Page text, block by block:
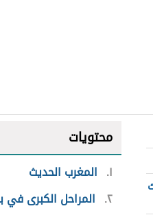
محتويات
١ المغرب الحديث
٢ المراحل الكبرى في